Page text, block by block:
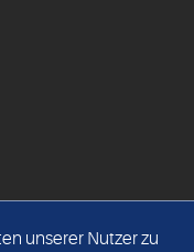
unserer Nutzer zu